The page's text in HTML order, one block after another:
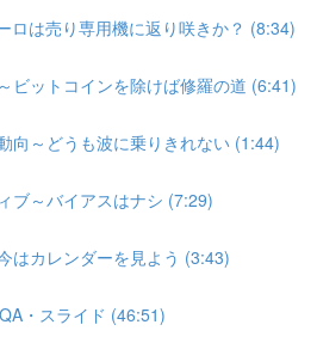
ロは売り専用機に返り咲きか？ (8:34)
ビットコインを除けば修羅の道 (6:41)
向～どうも波に乗りきれない (1:44)
ブ～バイアスはナシ (7:29)
はカレンダーを見よう (3:43)
・スライド (46:51)